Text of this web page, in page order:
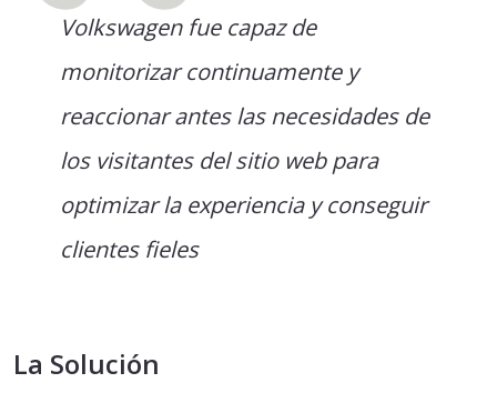
Volkswagen fue capaz de
monitorizar continuamente y
reaccionar antes las necesidades de
los visitantes del sitio web para
optimizar la experiencia y conseguir
clientes fieles
La Solución